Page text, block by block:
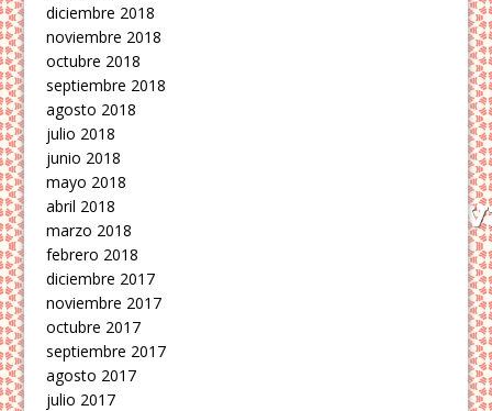
diciembre 2018
noviembre 2018
octubre 2018
septiembre 2018
agosto 2018
julio 2018
junio 2018
mayo 2018
abril 2018
marzo 2018
febrero 2018
diciembre 2017
noviembre 2017
octubre 2017
septiembre 2017
agosto 2017
julio 2017